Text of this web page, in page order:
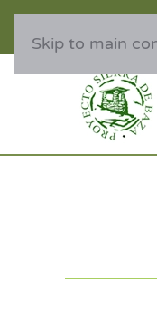
Skip to main